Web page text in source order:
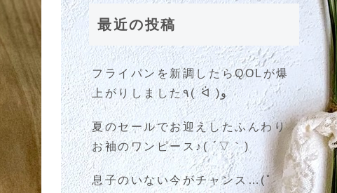
最近の投稿
フライパンを新調したらQOLが爆
上がりしました٩( ᐛ )و
夏のセールでお迎えしたふんわり
お袖のワンピース♪( ´▽｀)
息子のいない今がチャンス…(ﾟ